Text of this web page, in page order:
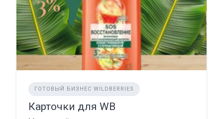
ГОТОВЫЙ БИЗНЕС WILDBERRIES
Карточки для WB